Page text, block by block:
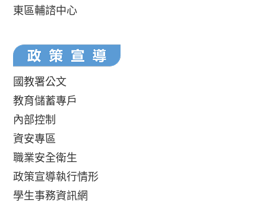
東區輔諮中心
國教署公文
教育儲蓄專戶
內部控制
資安專區
職業安全衛生
政策宣導執行情形
學生事務資訊網